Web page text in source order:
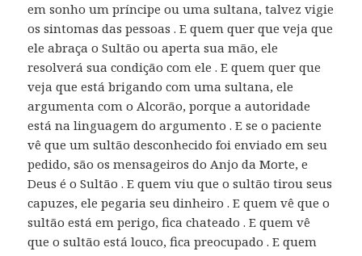
em sonho um príncipe ou uma sultana, talvez vigie
os sintomas das pessoas . E quem quer que veja que
ele abraça o Sultão ou aperta sua mão, ele
resolverá sua condição com ele . E quem quer que
veja que está brigando com uma sultana, ele
argumenta com o Alcorão, porque a autoridade
está na linguagem do argumento . E se o paciente
vê que um sultão desconhecido foi enviado em seu
pedido, são os mensageiros do Anjo da Morte, e
Deus é o Sultão . E quem viu que o sultão tirou seus
capuzes, ele pegaria seu dinheiro . E quem vê que o
sultão está em perigo, fica chateado . E quem vê
que o sultão está louco, fica preocupado . E quem